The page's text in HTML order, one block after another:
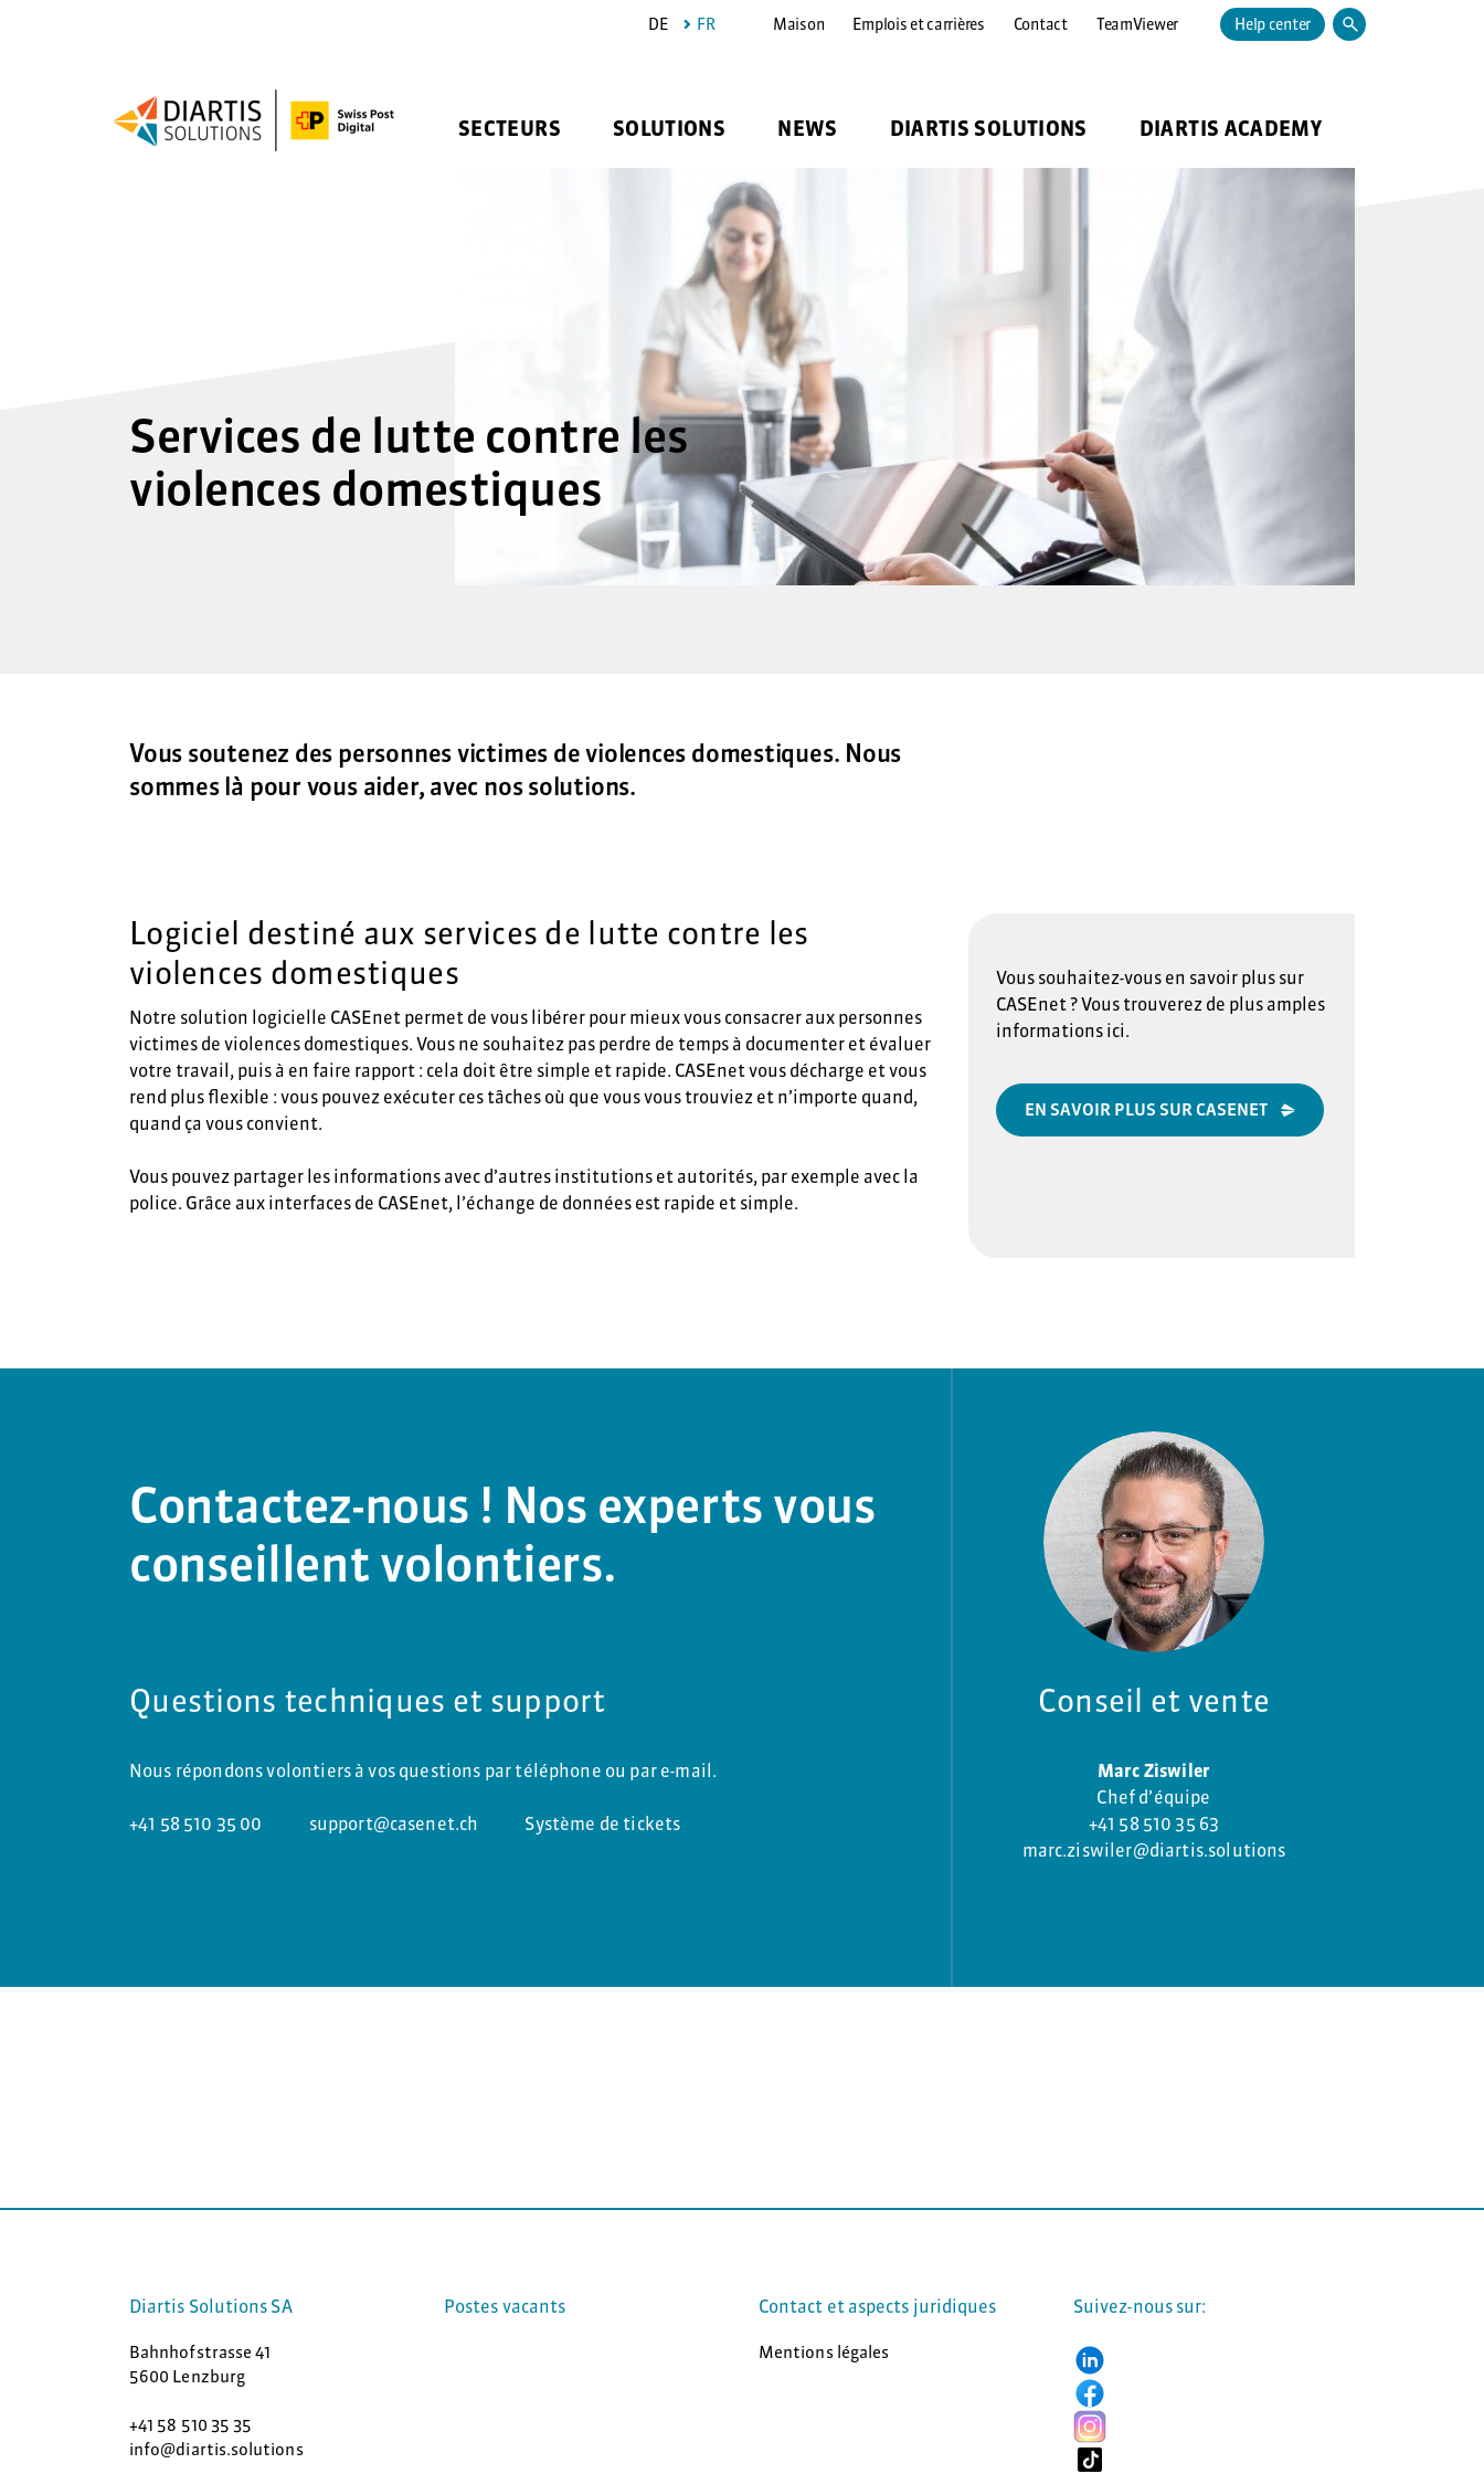
DE FR Maison Emplois et carrières Contact TeamViewer Help center
SECTEURS SOLUTIONS NEWS DIARTIS SOLUTIONS DIARTIS ACADEMY
Services de lutte contre les
violences domestiques
Vous soutenez des personnes victimes de violences domestiques. Nous
sommes là pour vous aider, avec nos solutions.
Logiciel destiné aux services de lutte contre les
violences domestiques
Notre solution logicielle CASEnet permet de vous libérer pour mieux vous consacrer aux personnes
victimes de violences domestiques. Vous ne souhaitez pas perdre de temps à documenter et évaluer
votre travail, puis à en faire rapport : cela doit être simple et rapide. CASEnet vous décharge et vous
rend plus flexible : vous pouvez exécuter ces tâches où que vous vous trouviez et n’importe quand,
quand ça vous convient.
Vous pouvez partager les informations avec d’autres institutions et autorités, par exemple avec la
police. Grâce aux interfaces de CASEnet, l’échange de données est rapide et simple.
Vous souhaitez-vous en savoir plus sur
CASEnet ? Vous trouverez de plus amples
informations ici.
EN SAVOIR PLUS SUR CASENET
Contactez-nous ! Nos experts vous
conseillent volontiers.
Questions techniques et support
Nous répondons volontiers à vos questions par téléphone ou par e-mail.
+41 58 510 35 00 support@casenet.ch Système de tickets
Conseil et vente
Marc Ziswiler
Chef d’équipe
+41 58 510 35 63
marc.ziswiler@diartis.solutions
Diartis Solutions SA
Bahnhofstrasse 41
5600 Lenzburg
+41 58 510 35 35
info@diartis.solutions
Postes vacants Contact et aspects juridiques
Mentions légales
Suivez-nous sur: